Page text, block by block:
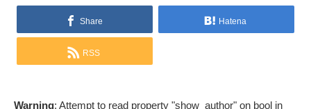
Share Hatena
RSS
Warning: Attempt to read property "show_author" on bool in